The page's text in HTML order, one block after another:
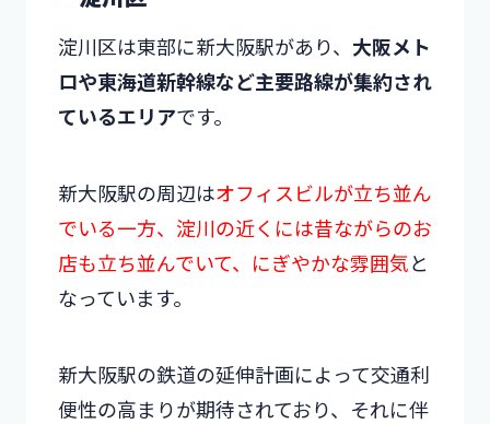
淀川区は東部に新大阪駅があり、 大阪メト
ロや東海道新幹線など主要路線が集約され
ているエリアです。
新大阪駅の周辺はオフィスビルが立ち並ん
でいる一方、淀川の近くには昔ながらのお
店も立ち並んでいて、にぎやかな雰囲気と
なっています。
新大阪駅の鉄道の延伸計画によって交通利
便性の高まりが期待されており、それに伴